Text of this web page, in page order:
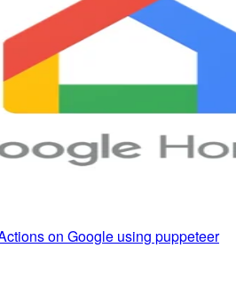
on Google using puppeteer